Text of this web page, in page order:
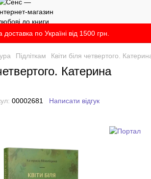
по Україні від 1500 грн.
Підліткам Квіти біля четвертого.
Катерина
00002681 Написати відгук